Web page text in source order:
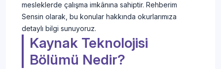
mesleklerde çalışma imkânına sahiptir. Rehberim
Sensin olarak, bu konular hakkında okurlarımıza
detaylı bilgi sunuyoruz.
Kaynak Teknolojisi
Bölümü Nedir?